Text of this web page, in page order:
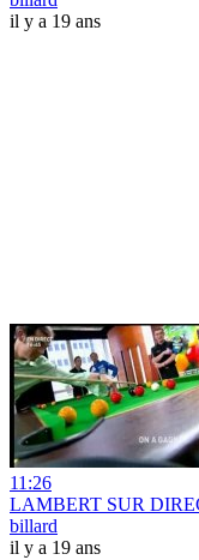
il y a 19 ans
11:26
LAMBERT SUR
billard
il y a 19 ans